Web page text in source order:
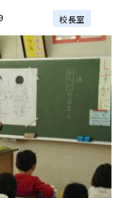
校長室